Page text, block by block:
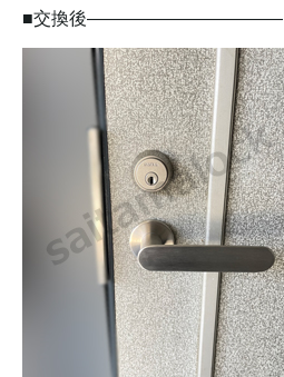
■交換後———————————